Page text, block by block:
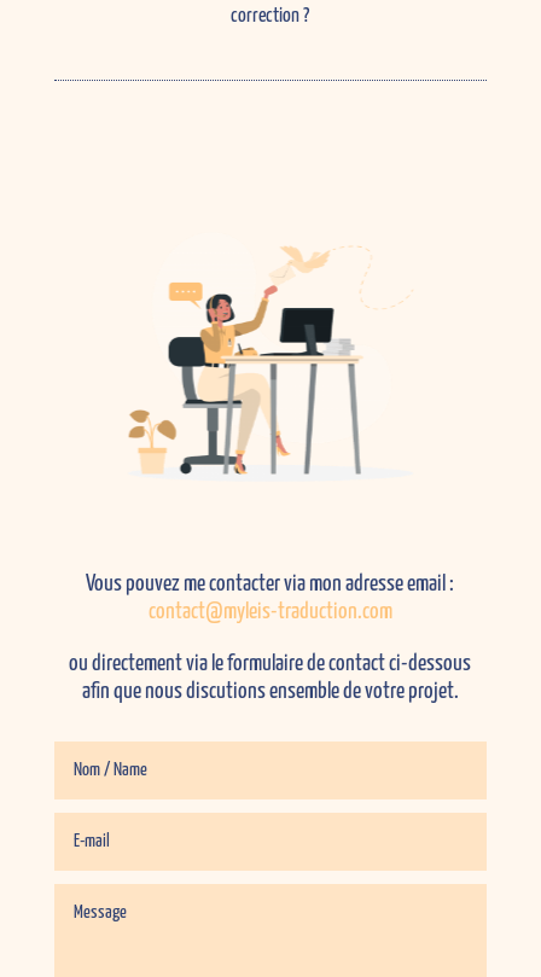
correction ?
Vous pouvez me contacter via mon adresse email :
contact@myleis-traduction.com
ou directement via le formulaire de contact ci-dessous
afin que nous discutions ensemble de votre projet.